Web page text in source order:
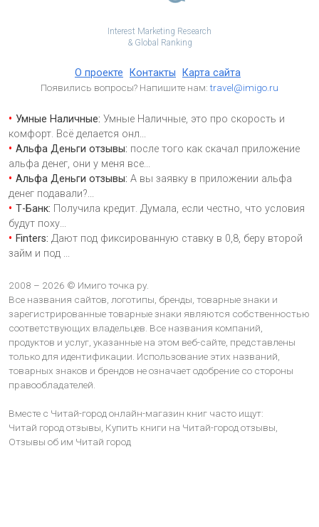
Interest Marketing Research
& Global Ranking
О проекте Контакты Карта сайта
Появились вопросы? Напишите нам:travel@imigo.ru
Умные Наличные: Умные Наличные, это про скорость и
комфорт. Всё делается онл...
Альфа Деньги отзывы: после того как скачал приложение
альфа денег, они у меня все...
Альфа Деньги отзывы: А вы заявку в приложении альфа
денег подавали?...
Т-Банк: Получила кредит. Думала, если честно, что условия
будут поху...
Finters: Дают под фиксированную ставку в 0,8, беру второй
займ и под ...
2008 – 2026 © Имиго точка ру.
Все названия сайтов, логотипы, бренды, товарные знаки и
зарегистрированные товарные знаки являются собственностью
соответствующих владельцев. Все названия компаний,
продуктов и услуг, указанные на этом веб-сайте, представлены
только для идентификации. Использование этих названий,
товарных знаков и брендов не означает одобрение со стороны
правообладателей.
Вместе с Читай-город онлайн-магазин книг часто ищут:
Читай город отзывы, Купить книги на Читай-город отзывы,
Отзывы об им Читай город